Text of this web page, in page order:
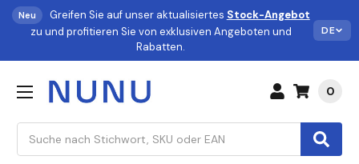
Neu Greifen Sie auf unser aktualisiertes Stock-Angebot
zu und profitieren Sie von exklusiven Angeboten und
Rabatten.
DE
0